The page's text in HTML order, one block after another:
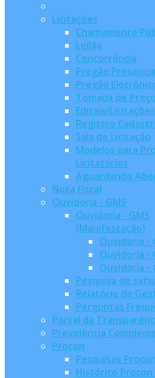
Licitações
Chamamento
Leilão
Concorrência
Pregão
Pregão
Tomada de Preço
Editais/Licitações
Registro
Sala de Licitação
Modelos para
Licitatórios
Aguardando
Nota Fiscal
Ouvidoria - GMS
Ouvidoria - GMS
(Manifestação)
Ouvidoria -
Ouvidoria -
Ouvidoria -
Pesquisa de
Relatório de
Perguntas
Portal da
Previdência
Procon
Pesquisas Procon
Histórico Procon